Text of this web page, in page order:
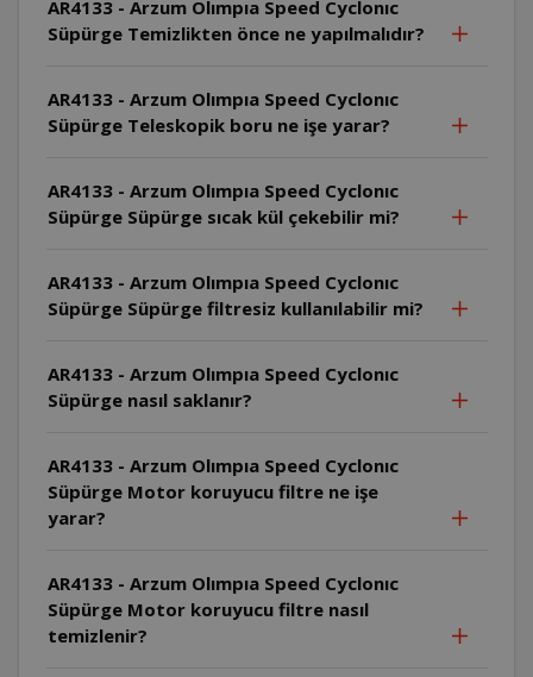
AR4133 - Arzum Olımpıa Speed Cyclonıc
Süpürge Temizlikten önce ne yapılmalıdır?
AR4133 - Arzum Olımpıa Speed Cyclonıc
Süpürge Teleskopik boru ne işe yarar?
AR4133 - Arzum Olımpıa Speed Cyclonıc
Süpürge Süpürge sıcak kül çekebilir mi?
AR4133 - Arzum Olımpıa Speed Cyclonıc
Süpürge Süpürge filtresiz kullanılabilir mi?
AR4133 - Arzum Olımpıa Speed Cyclonıc
Süpürge nasıl saklanır?
AR4133 - Arzum Olımpıa Speed Cyclonıc
Süpürge Motor koruyucu filtre ne işe
yarar?
AR4133 - Arzum Olımpıa Speed Cyclonıc
Süpürge Motor koruyucu filtre nasıl
temizlenir?